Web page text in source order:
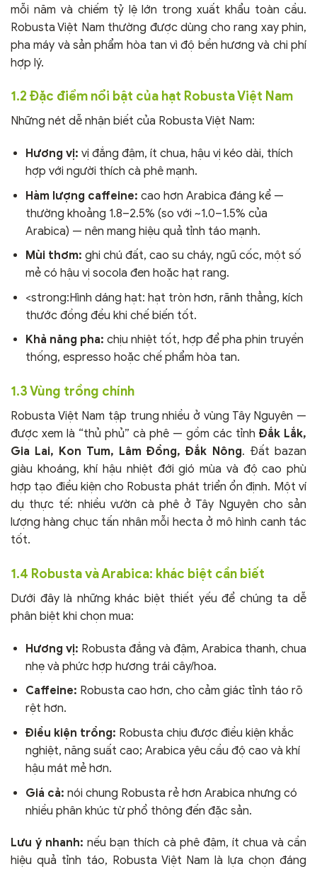
mỗi năm và chiếm tỷ lệ lớn trong xuất khẩu toàn cầu.
Robusta Việt Nam thường được dùng cho rang xay phin,
pha máy và sản phẩm hòa tan vì độ bền hương và chi phí
hợp lý.
1.2 Đặc điểm nổi bật của hạt Robusta Việt Nam
Những nét dễ nhận biết của Robusta Việt Nam:
Hương vị: vị đắng đậm, ít chua, hậu vị kéo dài, thích
hợp với người thích cà phê mạnh.
Hàm lượng caffeine: cao hơn Arabica đáng kể —
thường khoảng 1.8–2.5% (so với ~1.0–1.5% của
Arabica) — nên mang hiệu quả tỉnh táo mạnh.
Mùi thơm: ghi chú đất, cao su cháy, ngũ cốc, một số
mẻ có hậu vị socola đen hoặc hạt rang.
<strong:Hình dáng hạt: hạt tròn hơn, rãnh thẳng, kích
thước đồng đều khi chế biến tốt.
Khả năng pha: chịu nhiệt tốt, hợp để pha phin truyền
thống, espresso hoặc chế phẩm hòa tan.
1.3 Vùng trồng chính
Robusta Việt Nam tập trung nhiều ở vùng Tây Nguyên —
được xem là “thủ phủ” cà phê — gồm các tỉnh Đắk Lắk,
Gia Lai, Kon Tum, Lâm Đồng, Đắk Nông. Đất bazan
giàu khoáng, khí hậu nhiệt đới gió mùa và độ cao phù
hợp tạo điều kiện cho Robusta phát triển ổn định. Một ví
dụ thực tế: nhiều vườn cà phê ở Tây Nguyên cho sản
lượng hàng chục tấn nhân mỗi hecta ở mô hình canh tác
tốt.
1.4 Robusta và Arabica: khác biệt cần biết
Dưới đây là những khác biệt thiết yếu để chúng ta dễ
phân biệt khi chọn mua:
Hương vị: Robusta đắng và đậm, Arabica thanh, chua
nhẹ và phức hợp hương trái cây/hoa.
Caffeine: Robusta cao hơn, cho cảm giác tỉnh táo rõ
rệt hơn.
Điều kiện trồng: Robusta chịu được điều kiện khắc
nghiệt, năng suất cao; Arabica yêu cầu độ cao và khí
hậu mát mẻ hơn.
Giá cả: nói chung Robusta rẻ hơn Arabica nhưng có
nhiều phân khúc từ phổ thông đến đặc sản.
Lưu ý nhanh: nếu bạn thích cà phê đậm, ít chua và cần
hiệu quả tỉnh táo, Robusta Việt Nam là lựa chọn đáng